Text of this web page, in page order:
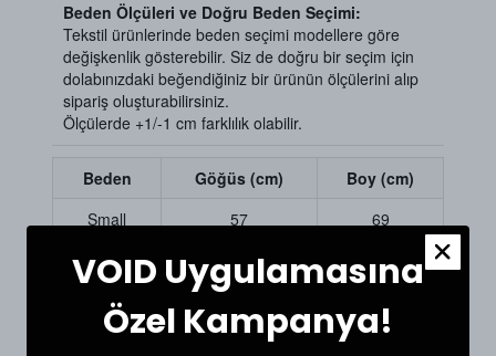
Beden Ölçüleri ve Doğru Beden Seçimi:
Tekstil ürünlerinde beden seçimi modellere göre
değişkenlik gösterebilir. Siz de doğru bir seçim için
dolabınızdaki beğendiğiniz bir ürünün ölçülerini alıp
sipariş oluşturabilirsiniz.
Ölçülerde +1/-1 cm farklılık olabilir.
Beden Göğüs (cm)
Boy (cm)
Small
57
69
Medium
59 70
Large
VOID Uygulamasına
Özel Kampanya!